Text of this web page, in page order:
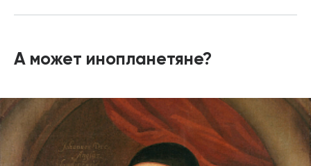
А может инопланетяне?